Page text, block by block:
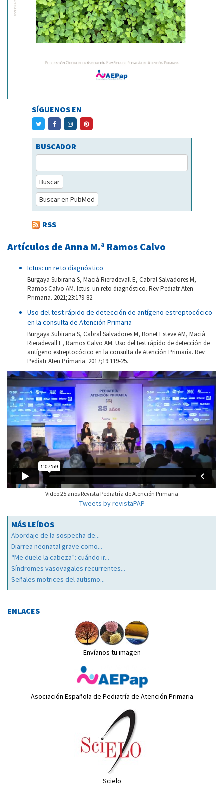
SÍGUENOS EN
BUSCADOR
Buscar
Buscar en PubMed
RSS
Artículos de Anna M.ª Ramos Calvo
Ictus: un reto diagnóstico
Burgaya Subirana S, Macià Rieradevall E, Cabral Salvadores M,
Ramos Calvo AM. Ictus: un reto diagnóstico. Rev Pediatr Aten
Primaria. 2021;23:179-82.
Uso del test rápido de detección de antígeno estreptocócico
en la consulta de Atención Primaria
Burgaya Subirana S, Cabral Salvadores M, Bonet Esteve AM, Macià
Rieradevall E, Ramos Calvo AM. Uso del test rápido de detección de
antígeno estreptocócico en la consulta de Atención Primaria. Rev
Pediatr Aten Primaria. 2017;19:119-25.
Video 25 años Revista Pediatría de Atención Primaria
Tweets by revistaPAP
MÁS LEÍDOS
Abordaje de la sospecha de...
Diarrea neonatal grave como...
“Me duele la cabeza”: cuándo ir...
Síndromes vasovagales recurrentes...
Señales motrices del autismo...
ENLACES
Envíanos tu imagen
Asociación Española de Pediatría de Atención Primaria
Scielo